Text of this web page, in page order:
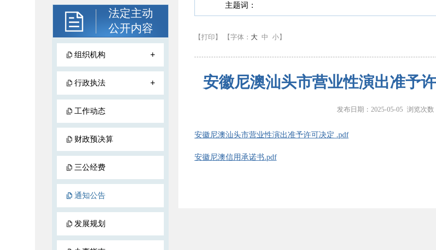
法定主动
公开内容
组织机构 +
行政执法 +
工作动态
财政预决算
三公经费
通知公告
发展规划
主题词：
【打印】 【字体： 大 中 小 】
安徽尼澳汕头市营业性演出准予
发布日期：2025-05-05 浏览次数
安徽尼澳汕头市营业性演出准予许可决定 .pdf
安徽尼澳信用承诺书.pdf